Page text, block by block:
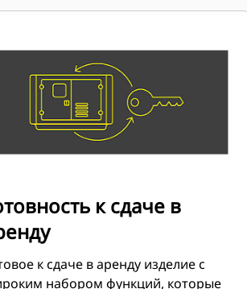
к сдаче в
к сдаче в аренду изделие с
набором функций, которые